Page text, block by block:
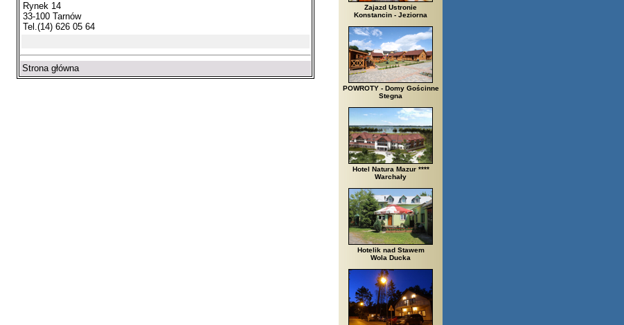
Rynek 14
33-100 Tarnów
Tel.(14) 626 05 64
Strona główna
Zajazd Ustronie
Konstancin - Jeziorna
POWROTY - Domy Gościnne
Stegna
Hotel Natura Mazur ****
Warchały
Hotelik nad Stawem
Wola Ducka